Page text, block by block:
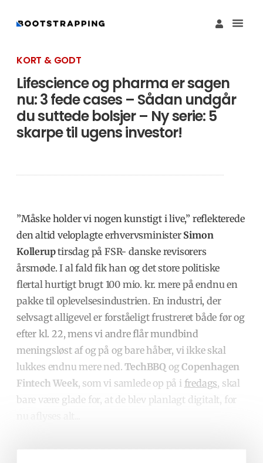
KORT & GODT
Lifescience og pharma er sagen
nu: 3 fede cases – Sådan undgår
du suttede bolsjer – Ny serie: 5
skarpe til ugens investor!
”Måske holder vi nogen kunstigt i live,” reflekterede
den altid veloplagte erhvervsminister Simon
Kolleruptirsdag på FSR- danske revisorers
årsmøde. I al fald fik han og det store politiske
flertal hurtigt brugt 100 mio. kr. mere på endnu en
pakke til oplevelsesindustrien. En industri, der
selvsagt alligevel er forståeligt frustreret både før og
efter kl. 22, mens vi andre flår mundbind
meningsløst af og på og bare håber, vi ikke skal
lukkes endnu mere ned.TechBBQ ogCopenhagen
Fintech Week, som vi samlede op på i fredags, skal
bare være glade for, at de blev planlagt digitalt, for